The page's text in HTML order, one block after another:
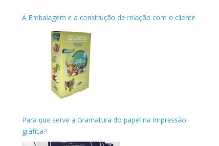
A Embalagem e a construção de relação com o cliente
Para que serve a Gramatura do papel na Impressão
gráfica?